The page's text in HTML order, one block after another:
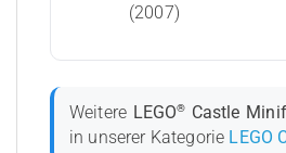
(2007)
Weitere LEGO® Castle
in unserer Kategorie LEGO